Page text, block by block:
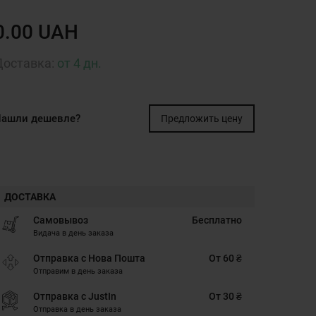
UAH
от 4 дн.
дешевле? Предложить цену
ДОСТАВКА
Самовывоз
Видача в день заказа
Бесплатно
Отправка с Нова Пошта
Отправим в день заказа
От 60 ₴
Отправка с JustIn
Отправка в день заказа
От 30 ₴